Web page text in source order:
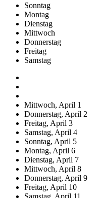
Sonntag
Montag
Dienstag
Mittwoch
Donnerstag
Freitag
Samstag
Mittwoch, April 1
Donnerstag, April 2
Freitag, April 3
Samstag, April 4
Sonntag, April 5
Montag, April 6
Dienstag, April 7
Mittwoch, April 8
Donnerstag, April 9
Freitag, April 10
Samstag, April 11